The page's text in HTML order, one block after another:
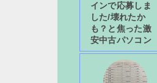
インで応募しま
した/壊れたか
も？と焦った激
安中古パソコン